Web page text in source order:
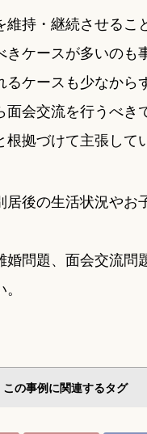
持・継続させる
ケースが多いの
ケースも少なから
会交流を行うべ
拠づけて主張して
後の生活状況や
問題、面会交流
この事例に関連するタグ